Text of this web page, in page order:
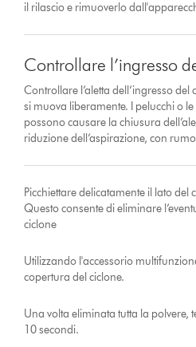
il rilascio e rimuoverlo
Controllare l’ingresso
Controllare l’aletta dell’ingresso
si muova liberamente. I pelucchi o
possono causare la chiusura
riduzione dell’aspirazione, con
Picchiettare delicatamente il lato
Questo consente di eliminare
ciclone
Utilizzando l'accessorio
copertura del ciclone.
Una volta eliminata tutta la polvere,
10 secondi.